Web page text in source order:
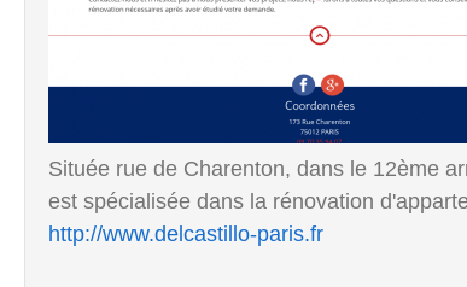
Située rue de Charenton, dans le 12ème
est spécialisée dans la rénovation
http://www.delcastillo-paris.fr